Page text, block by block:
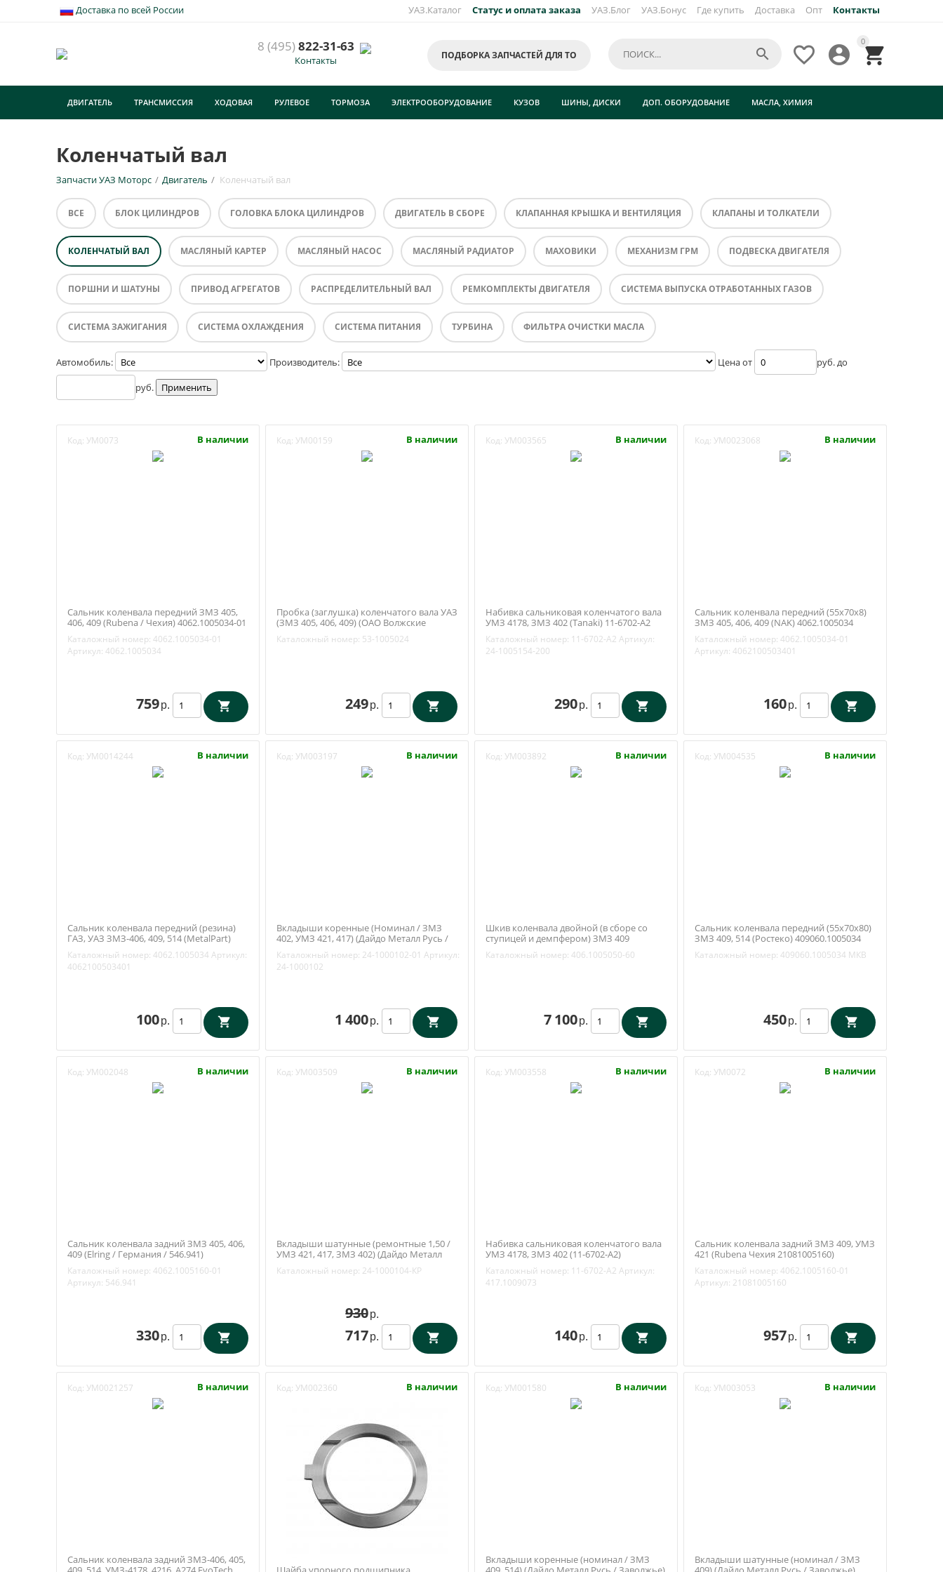
Доставка по всей России УАЗ.Каталог Статус и оплата заказа УАЗ.Блог УАЗ.Бонус Где купить Доставка Опт Контакты
8 (495)822-31-63
Контакты
0



ПОДБОРКА ЗАПЧАСТЕЙ ДЛЯ ТО 
ДВИГАТЕЛЬ ТРАНСМИССИЯ ХОДОВАЯ РУЛЕВОЕ ТОРМОЗА ЭЛЕКТРООБОРУДОВАНИЕ КУЗОВ ШИНЫ, ДИСКИ ДОП. ОБОРУДОВАНИЕ МАСЛА, ХИМИЯ
Коленчатый вал
Запчасти УАЗ Моторс / Двигатель / Коленчатый вал
ВСЕ БЛОК ЦИЛИНДРОВ ГОЛОВКА БЛОКА ЦИЛИНДРОВ ДВИГАТЕЛЬ В СБОРЕ КЛАПАННАЯ КРЫШКА И ВЕНТИЛЯЦИЯ КЛАПАНЫ И ТОЛКАТЕЛИ
КОЛЕНЧАТЫЙ ВАЛ МАСЛЯНЫЙ КАРТЕР МАСЛЯНЫЙ НАСОС МАСЛЯНЫЙ РАДИАТОР МАХОВИКИ МЕХАНИЗМ ГРМ ПОДВЕСКА ДВИГАТЕЛЯ
ПОРШНИ И ШАТУНЫ ПРИВОД АГРЕГАТОВ РАСПРЕДЕЛИТЕЛЬНЫЙ ВАЛ РЕМКОМПЛЕКТЫ ДВИГАТЕЛЯ СИСТЕМА ВЫПУСКА ОТРАБОТАННЫХ ГАЗОВ
СИСТЕМА ЗАЖИГАНИЯ СИСТЕМА ОХЛАЖДЕНИЯ СИСТЕМА ПИТАНИЯ ТУРБИНА ФИЛЬТРА ОЧИСТКИ МАСЛА
Автомобиль: Производитель: Цена от
руб. до
руб.
Код: УМ0073 В наличии
Сальник коленвала передний ЗМЗ 405,
406, 409 (Rubena / Чехия) 4062.1005034-01
Каталожный номер: 4062.1005034-01
Артикул: 4062.1005034
759 р.
Код: УМ00159 В наличии
Пробка (заглушка) коленчатого вала УАЗ
(ЗМЗ 405, 406, 409) (ОАО Волжские
Каталожный номер: 53-1005024
249 р.
Код: УМ003565 В наличии
Набивка сальниковая коленчатого вала
УМЗ 4178, ЗМЗ 402 (Tanaki) 11-6702-А2
Каталожный номер: 11-6702-А2 Артикул:
24-1005154-200
290 р.
Код: УМ0023068 В наличии
Сальник коленвала передний (55х70х8)
ЗМЗ 405, 406, 409 (NAK) 4062.1005034
Каталожный номер: 4062.1005034-01
Артикул: 4062100503401
160 р.
Код: УМ0014244 В наличии
Сальник коленвала передний (резина)
ГАЗ, УАЗ ЗМЗ-406, 409, 514 (MetalPart)
Каталожный номер: 4062.1005034 Артикул:
4062100503401
100 р.
Код: УМ003197 В наличии
Вкладыши коренные (Номинал / ЗМЗ
402, УМЗ 421, 417) (Дайдо Металл Русь /
Каталожный номер: 24-1000102-01 Артикул:
24-1000102
1 400 р.
Код: УМ003892 В наличии
Шкив коленвала двойной (в сборе со
ступицей и демпфером) ЗМЗ 409
Каталожный номер: 406.1005050-60
7 100 р.
Код: УМ004535 В наличии
Сальник коленвала передний (55х70х80)
ЗМЗ 409, 514 (Ростеко) 409060.1005034
Каталожный номер: 409060.1005034 МКВ
450 р.
Код: УМ002048 В наличии
Сальник коленвала задний ЗМЗ 405, 406,
409 (Elring / Германия / 546.941)
Каталожный номер: 4062.1005160-01
Артикул: 546.941
330 р.
Код: УМ003509 В наличии
Вкладыши шатунные (ремонтные 1,50 /
УМЗ 421, 417, ЗМЗ 402) (Дайдо Металл
Каталожный номер: 24-1000104-КР
930 р.
717 р.
Код: УМ003558 В наличии
Набивка сальниковая коленчатого вала
УМЗ 4178, ЗМЗ 402 (11-6702-А2)
Каталожный номер: 11-6702-А2 Артикул:
417.1009073
140 р.
Код: УМ0072 В наличии
Сальник коленвала задний ЗМЗ 409, УМЗ
421 (Rubena Чехия 21081005160)
Каталожный номер: 4062.1005160-01
Артикул: 21081005160
957 р.
Код: УМ0021257 В наличии
Сальник коленвала задний ЗМЗ-406, 405,
Код: УМ002360 В наличии Код: УМ001580 В наличии
Вкладыши коренные (номинал / ЗМЗ
Код: УМ003053 В наличии
Вкладыши шатунные (номинал / ЗМЗ